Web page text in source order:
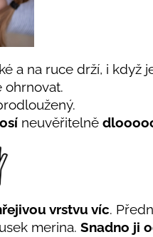
a na ruce drží, i když
ohrnovat.
neuvěřitelně
vrstvu víc.
merina. Snadno ji